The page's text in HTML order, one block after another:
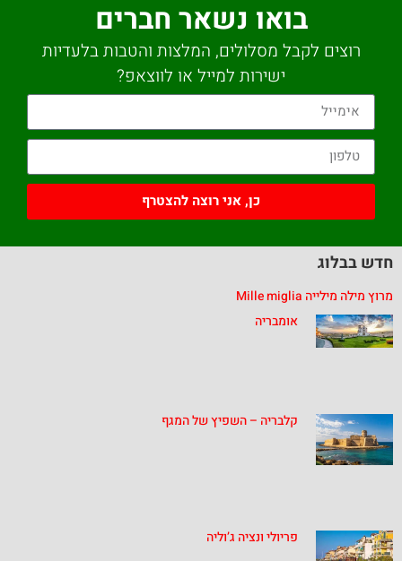
בואו נשאר חברים
רוצים לקבל מסלולים, המלצות והטבות בלעדיות
ישירות למייל או לווצאפ?
כן, אני רוצה להצטרף
חדש בבלוג
מרוץ מילה מילייה Mille miglia
אומבריה
קלבריה – השפיץ של המגף
פריולי ונציה ג’וליה